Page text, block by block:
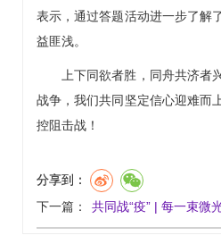
表示，通过答题活动进一步了解
益匪浅。
上下同欲者胜，同舟共济者
战争，我们共同坚定信心迎难而
控阻击战！
分享到：
下一篇： 共同战“疫” | 每一束微